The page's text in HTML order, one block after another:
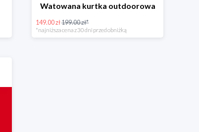
Watowana kurtka outdoorowa
149.00 zł199.00 zł*
*najniższa cena z 30 dni przed obniżką